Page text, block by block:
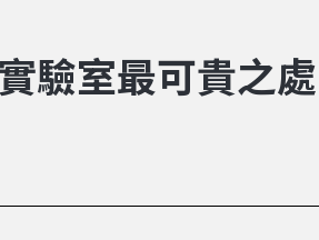
驗室最可貴之處